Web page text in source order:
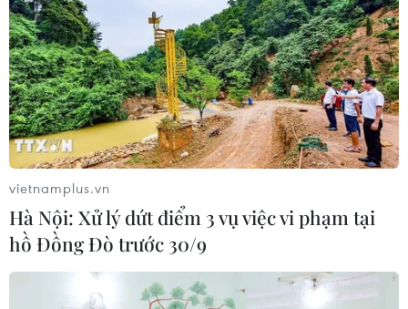
vietnamplus.vn
Hà Nội: Xử lý dứt điểm 3 vụ việc vi phạm tại
hồ Đồng Đò trước 30/9